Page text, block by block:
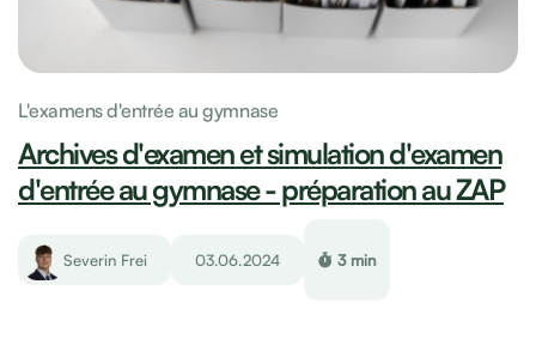
L'examens d'entrée au gymnase
Archives d'examen et simulation d'examen
d'entrée au gymnase - préparation au ZAP
Severin Frei 03.06.2024 3 min